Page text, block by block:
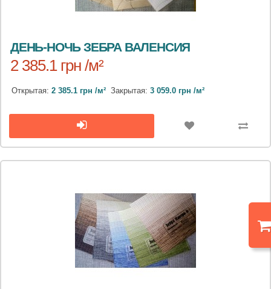
ДЕНЬ-НОЧЬ ЗЕБРА ВАЛЕНСИЯ
2 385.1 грн /м²
Открытая: 2 385.1 грн /м² Закрытая: 3 059.0 грн /м²